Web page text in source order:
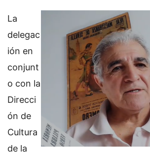
La
delegac
ión en
conjunt
o con la
Direcci
ón de
Cultura
de la